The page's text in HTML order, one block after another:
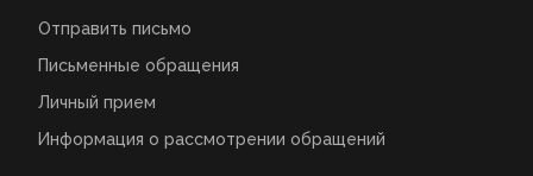
Отправить письмо
Письменные обращения
Личный прием
Информация о рассмотрении обращений